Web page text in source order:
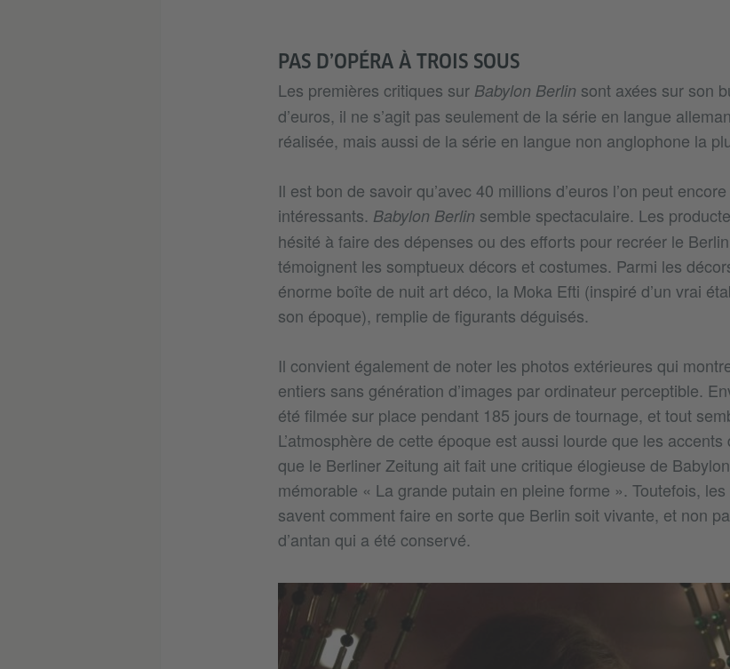
PAS D’OPÉRA À TROIS SOUS
Les premières critiques sur Babylon Berlin sont axées sur son
d’euros, il ne s’agit pas seulement de la série en langue
réalisée, mais aussi de la série en langue non anglophone la
Il est bon de savoir qu’avec 40 millions d’euros l’on peut
intéressants. Babylon Berlin semble spectaculaire. Les
hésité à faire des dépenses ou des efforts pour recréer le
témoignent les somptueux décors et costumes. Parmi les
énorme boîte de nuit art déco, la Moka Efti (inspiré d’un vrai
son époque), remplie de figurants déguisés.
Il convient également de noter les photos extérieures qui
entiers sans génération d’images par ordinateur perceptible.
été filmée sur place pendant 185 jours de tournage, et tout
L’atmosphère de cette époque est aussi lourde que les
que le Berliner Zeitung ait fait une critique élogieuse de
mémorable « La grande putain en pleine forme ». Toutefois,
savent comment faire en sorte que Berlin soit vivante, et non
d’antan qui a été conservé.